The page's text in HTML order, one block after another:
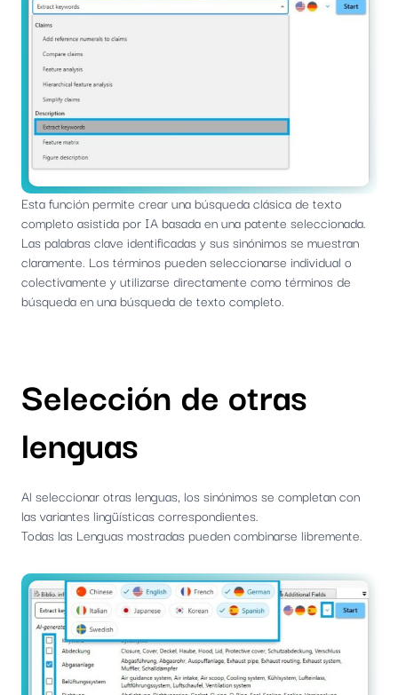
Esta función permite crear una búsqueda clásica de texto
completo asistida por IA basada en una patente seleccionada.
Las palabras clave identificadas y sus sinónimos se muestran
claramente. Los términos pueden seleccionarse individual o
colectivamente y utilizarse directamente como términos de
búsqueda en una búsqueda de texto completo.
Selección de otras
lenguas
Al seleccionar otras lenguas, los sinónimos se completan con
las variantes lingüísticas correspondientes.
Todas las Lenguas mostradas pueden combinarse libremente.